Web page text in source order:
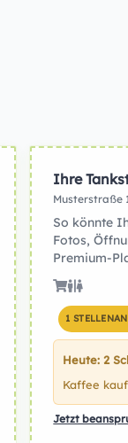
Ihre
Musterstraße
So könnte
Fotos,
Premium-
1
Heute: 2
Kaffee
Jetzt